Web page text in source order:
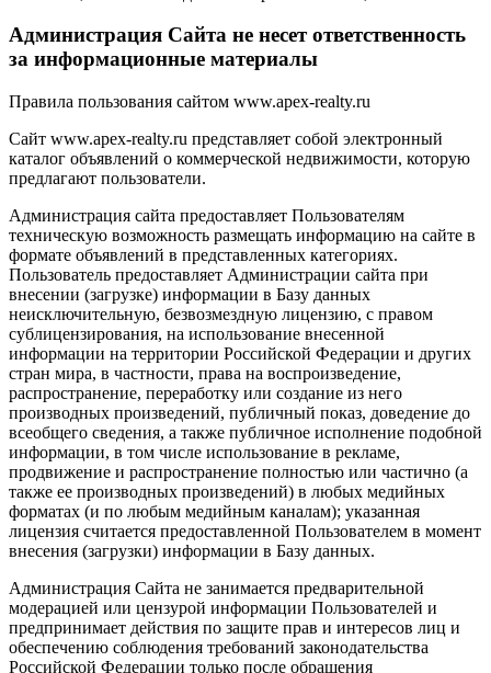
Администрация Сайта не несет ответственность
за информационные материалы
Правила пользования сайтом www.apex-realty.ru
Сайт www.apex-realty.ru представляет собой электронный
каталог объявлений о коммерческой недвижимости, которую
предлагают пользователи.
Администрация сайта предоставляет Пользователям
техническую возможность размещать информацию на сайте в
формате объявлений в представленных категориях.
Пользователь предоставляет Администрации сайта при
внесении (загрузке) информации в Базу данных
неисключительную, безвозмездную лицензию, с правом
сублицензирования, на использование внесенной
информации на территории Российской Федерации и других
стран мира, в частности, права на воспроизведение,
распространение, переработку или создание из него
производных произведений, публичный показ, доведение до
всеобщего сведения, а также публичное исполнение подобной
информации, в том числе использование в рекламе,
продвижение и распространение полностью или частично (а
также ее производных произведений) в любых медийных
форматах (и по любым медийным каналам); указанная
лицензия считается предоставленной Пользователем в момент
внесения (загрузки) информации в Базу данных.
Администрация Сайта не занимается предварительной
модерацией или цензурой информации Пользователей и
предпринимает действия по защите прав и интересов лиц и
обеспечению соблюдения требований законодательства
Российской Федерации только после обращения